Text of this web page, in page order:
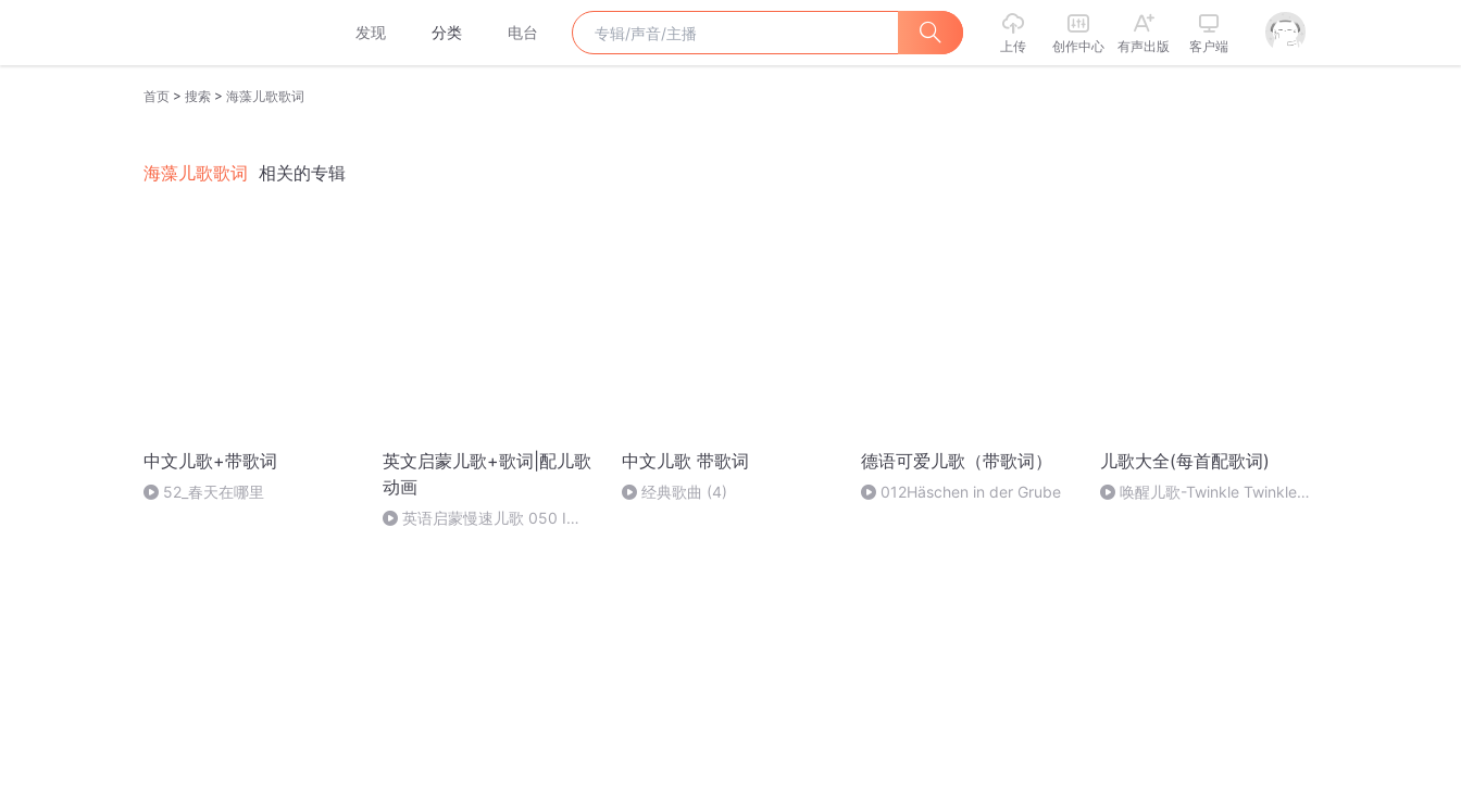
发现 分类 电台
上传 创作中心 有声出版 客户端
首页 > 搜索 > 海藻儿歌歌词
海藻儿歌歌词 相关的专辑
中文儿歌+带歌词
52_春天在哪里
英文启蒙儿歌+歌词|配儿歌
动画
英语启蒙慢速儿歌 050 I
中文儿歌 带歌词
经典歌曲 (4)
德语可爱儿歌（带歌词）
012Häschen in der Grube
儿歌大全(每首配歌词)
唤醒儿歌-Twinkle Twinkle